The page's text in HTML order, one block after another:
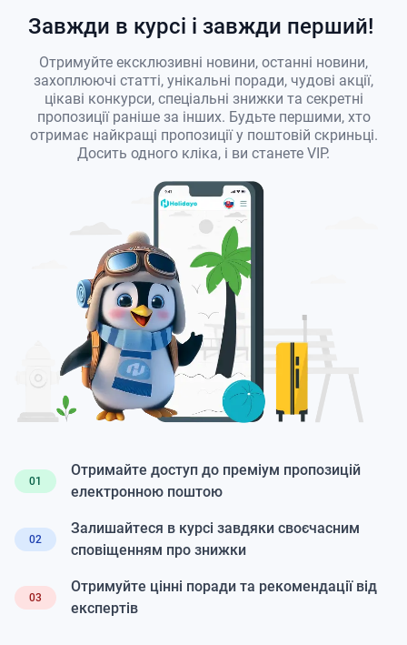
Завжди в курсі і завжди перший!
Отримуйте ексклюзивні новини, останні новини,
захоплюючі статті, унікальні поради, чудові акції,
цікаві конкурси, спеціальні знижки та секретні
пропозиції раніше за інших. Будьте першими, хто
отримає найкращі пропозиції у поштовій скриньці.
Досить одного кліка, і ви станете VIP.
01
Отримайте доступ до преміум пропозицій
електронною поштою
02
Залишайтеся в курсі завдяки своєчасним
сповіщенням про знижки
03
Отримуйте цінні поради та рекомендації від
експертів